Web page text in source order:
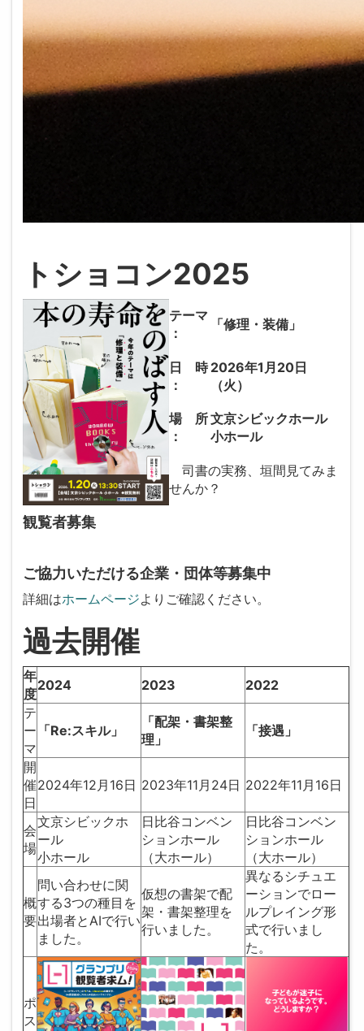
トショコン2025
テーマ
：
「修理・装備」
日 時
：
2026年1月20日
（火）
場 所
：
文京シビックホール
小ホール
司書の実務、垣間見てみま
せんか？
観覧者募集
ご協力いただける企業・団体等募集中
詳細はホームページよりご確認ください。
過去開催
年
度
2024 2023
2022
テ
ー
マ
「Re:スキル」
「配架・書架整
理」
「接遇」
開
催
日
2024年12月16日 2023年11月24日 2022年11月16日
会
場
文京シビックホ
ール
小ホール
日比谷コンベン
ションホール
（大ホール）
日比谷コンベン
ションホール
（大ホール）
概
要
問い合わせに関
する3つの種目を
出場者とAIで行い
ました。
仮想の書架で配
架・書架整理を
行いました。
異なるシチュエ
ーションでロー
ルプレイング形
式で行いまし
た。
ポ
ス